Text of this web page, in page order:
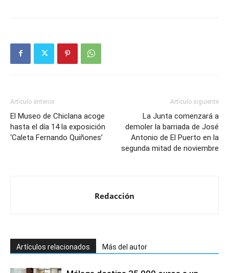
Artículo anterior
El Museo de Chiclana acoge
hasta el día 14 la exposición
‘Caleta Fernando Quiñones’
Artículo siguiente
La Junta comenzará a
demoler la barriada de José
Antonio de El Puerto en la
segunda mitad de noviembre
Redacción
Artículos relacionados Más del autor